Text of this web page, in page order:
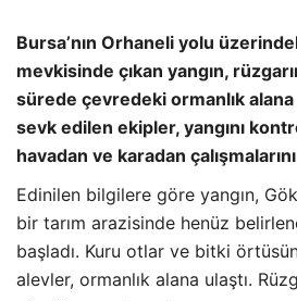
Bursa’nın Orhaneli yolu
mevkisinde çıkan yangın,
sürede çevredeki ormanlık alana
sevk edilen ekipler, yangını
havadan ve karadan
Edinilen bilgilere göre yangın,
bir tarım arazisinde henüz
başladı. Kuru otlar ve bitki
alevler, ormanlık alana ulaştı.